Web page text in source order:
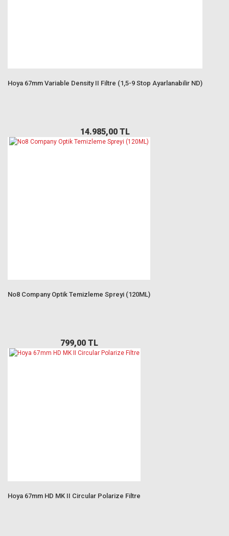
Hoya 67mm Variable Density II Filtre (1,5-9 Stop Ayarlanabilir ND)
14.985,00 TL
No8 Company Optik Temizleme Spreyi (120ML)
799,00 TL
Hoya 67mm HD MK II Circular Polarize Filtre